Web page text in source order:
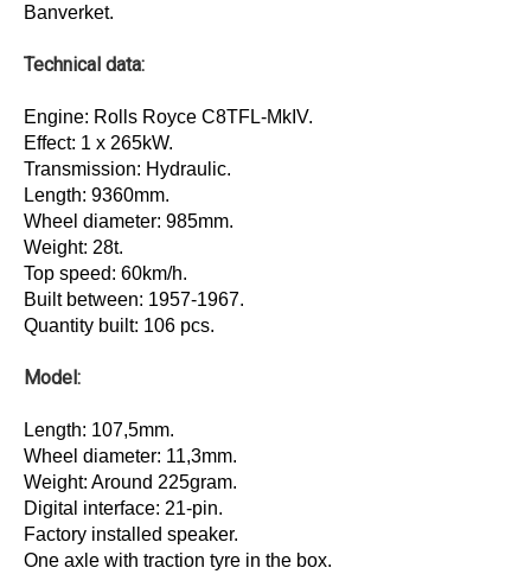
Banverket.
Technical data:
Engine: Rolls Royce C8TFL-MkIV.
Effect: 1 x 265kW.
Transmission: Hydraulic.
Length: 9360mm.
Wheel diameter: 985mm.
Weight: 28t.
Top speed: 60km/h.
Built between: 1957-1967.
Quantity built: 106 pcs.
Model:
Length: 107,5mm.
Wheel diameter: 11,3mm.
Weight: Around 225gram.
Digital interface: 21-pin.
Factory installed speaker.
One axle with traction tyre in the box.